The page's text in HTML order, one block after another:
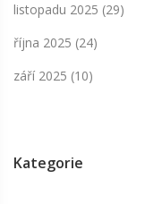
listopadu 2025 (29)
října 2025 (24)
září 2025 (10)
Kategorie